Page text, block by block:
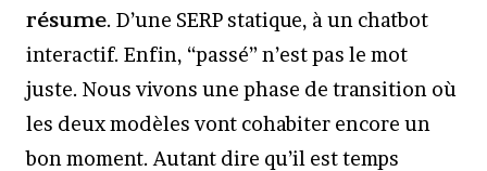
résume. D’une SERP statique, à un chatbot
interactif. Enfin, “passé” n’est pas le mot
juste. Nous vivons une phase de transition où
les deux modèles vont cohabiter encore un
bon moment. Autant dire qu’il est temps